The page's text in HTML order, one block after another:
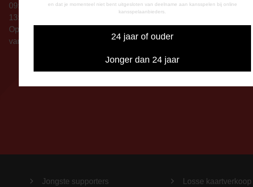
en dat je momenteel niet bent uitgesloten van deelname aan kansspelen bij online
kansspelaanbieders.
24 jaar of ouder
Jonger dan 24 jaar
09:00 - 12:15 uur
13:00 - 17:00 uur
Op thuiswedstrijddagen bereikbaar
vanaf 13:00 - 20:00 uur
Jongste supporters
Losse kaartverkoop